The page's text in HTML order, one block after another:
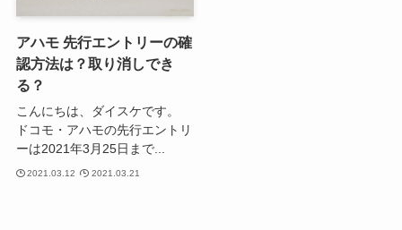
アハモ 先行エントリーの確
認方法は？取り消しでき
る？
こんにちは、ダイスケです。
ドコモ・アハモの先行エントリ
ーは2021年3月25日まで...
2021.03.12 2021.03.21